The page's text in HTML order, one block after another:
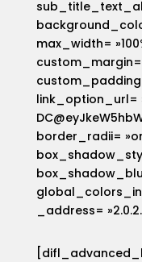
max_width=
link_option_url=
border_radii=
_address=